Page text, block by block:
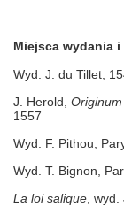
Miejsca wydania i
Wyd. J. du Tillet,
J. Herold,
1557
Wyd. F. Pithou,
Wyd. T. Bignon,
La loi salique, wyd.